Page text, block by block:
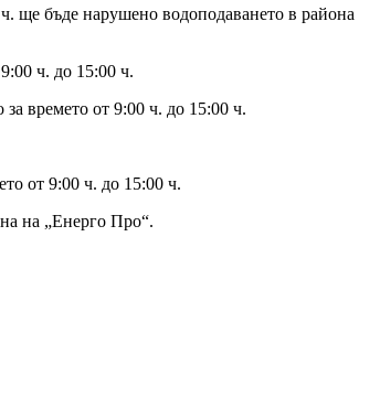
ще бъде нарушено водоподаването в района
ч. до 15:00 ч.
времето от 9:00 ч. до 15:00 ч.
от 9:00 ч. до 15:00 ч.
на „Енерго Про“.